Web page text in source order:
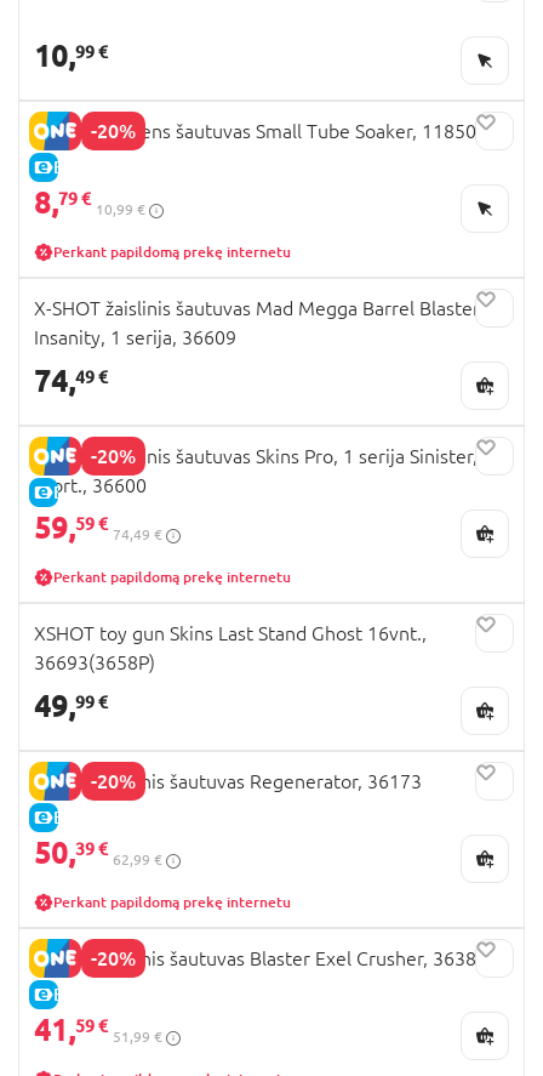
10,99 €
-20%
E-KAINA
XSHOT vandens šautuvas Small Tube Soaker, 11850
8,79 €
10,99 €
Perkant papildomą prekę internetu
X-SHOT žaislinis šautuvas Mad Megga Barrel Blaster
Insanity, 1 serija, 36609
74,49 €
-20%
E-KAINA
X-SHOT žaislinis šautuvas Skins Pro, 1 serija Sinister,
asort., 36600
59,59 €
74,49 €
Perkant papildomą prekę internetu
XSHOT toy gun Skins Last Stand Ghost 16vnt.,
36693(3658P)
49,99 €
-20%
E-KAINA
XSHOT žaislinis šautuvas Regenerator, 36173
50,39 €
62,99 €
Perkant papildomą prekę internetu
-20%
E-KAINA
XSHOT žaislinis šautuvas Blaster Exel Crusher, 36382
41,59 €
51,99 €